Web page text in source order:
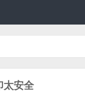
太安全